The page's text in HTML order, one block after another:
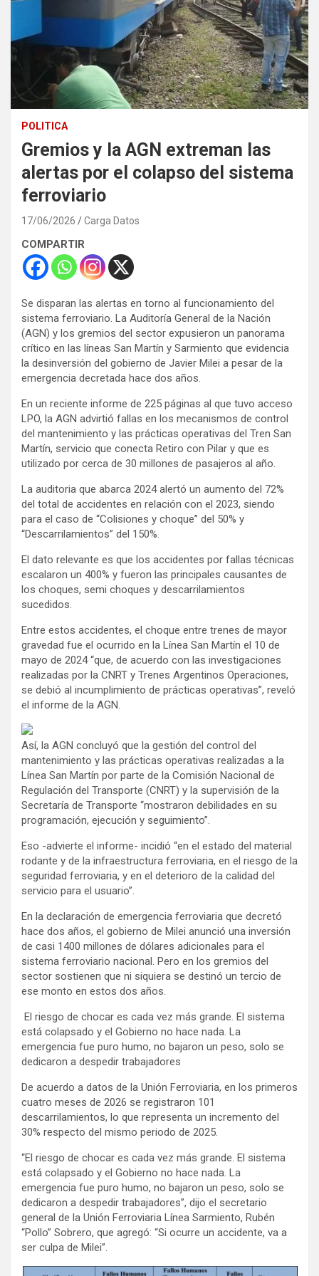
POLITICA
Gremios y la AGN extreman las
alertas por el colapso del sistema
ferroviario
17/06/2026 Carga Datos
COMPARTIR
Se disparan las alertas en torno al funcionamiento del
sistema ferroviario. La Auditoría General de la Nación
(AGN) y los gremios del sector expusieron un panorama
crítico en las líneas San Martín y Sarmiento que evidencia
la desinversión del gobierno de Javier Milei a pesar de la
emergencia decretada hace dos años.
En un reciente informe de 225 páginas al que tuvo acceso
LPO, la AGN advirtió fallas en los mecanismos de control
del mantenimiento y las prácticas operativas del Tren San
Martín, servicio que conecta Retiro con Pilar y que es
utilizado por cerca de 30 millones de pasajeros al año.
La auditoria que abarca 2024 alertó un aumento del 72%
del total de accidentes en relación con el 2023, siendo
para el caso de “Colisiones y choque” del 50% y
“Descarrilamientos” del 150%.
El dato relevante es que los accidentes por fallas técnicas
escalaron un 400% y fueron las principales causantes de
los choques, semi choques y descarrilamientos
sucedidos.
Entre estos accidentes, el choque entre trenes de mayor
gravedad fue el ocurrido en la Línea San Martín el 10 de
mayo de 2024 “que, de acuerdo con las investigaciones
realizadas por la CNRT y Trenes Argentinos Operaciones,
se debió al incumplimiento de prácticas operativas”, reveló
el informe de la AGN.
Así, la AGN concluyó que la gestión del control del
mantenimiento y las prácticas operativas realizadas a la
Línea San Martín por parte de la Comisión Nacional de
Regulación del Transporte (CNRT) y la supervisión de la
Secretaría de Transporte “mostraron debilidades en su
programación, ejecución y seguimiento”.
Eso -advierte el informe- incidió “en el estado del material
rodante y de la infraestructura ferroviaria, en el riesgo de la
seguridad ferroviaria, y en el deterioro de la calidad del
servicio para el usuario”.
En la declaración de emergencia ferroviaria que decretó
hace dos años, el gobierno de Milei anunció una inversión
de casi 1400 millones de dólares adicionales para el
sistema ferroviario nacional. Pero en los gremios del
sector sostienen que ni siquiera se destinó un tercio de
ese monto en estos dos años.
El riesgo de chocar es cada vez más grande. El sistema
está colapsado y el Gobierno no hace nada. La
emergencia fue puro humo, no bajaron un peso, solo se
dedicaron a despedir trabajadores
De acuerdo a datos de la Unión Ferroviaria, en los primeros
cuatro meses de 2026 se registraron 101
descarrilamientos, lo que representa un incremento del
30% respecto del mismo periodo de 2025.
“El riesgo de chocar es cada vez más grande. El sistema
está colapsado y el Gobierno no hace nada. La
emergencia fue puro humo, no bajaron un peso, solo se
dedicaron a despedir trabajadores”, dijo el secretario
general de la Unión Ferroviaria Línea Sarmiento, Rubén
“Pollo” Sobrero, que agregó: “Si ocurre un accidente, va a
ser culpa de Milei”.